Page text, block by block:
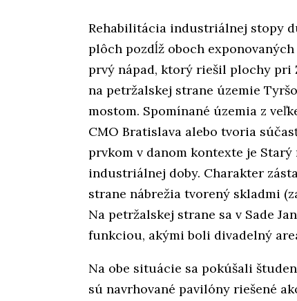
Rehabilitácia industriálnej stopy
plôch pozdĺž oboch
prvý nápad, ktorý riešil plochy pri
na petržalskej strane územie
mostom. Spomínané územia z
CMO Bratislava alebo tvoria
prvkom v danom kontexte je
industriálnej doby. Charakter
strane nábrežia tvorený skladmi
Na petržalskej strane sa v Sade
funkciou, akými boli divadelný
Na obe situácie sa pokúšali
sú navrhované pavilóny riešené